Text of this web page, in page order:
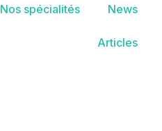
Nos spécialités News
Articles